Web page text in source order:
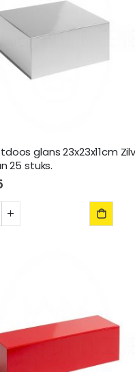
glans 23x23x11cm
25 stuks.